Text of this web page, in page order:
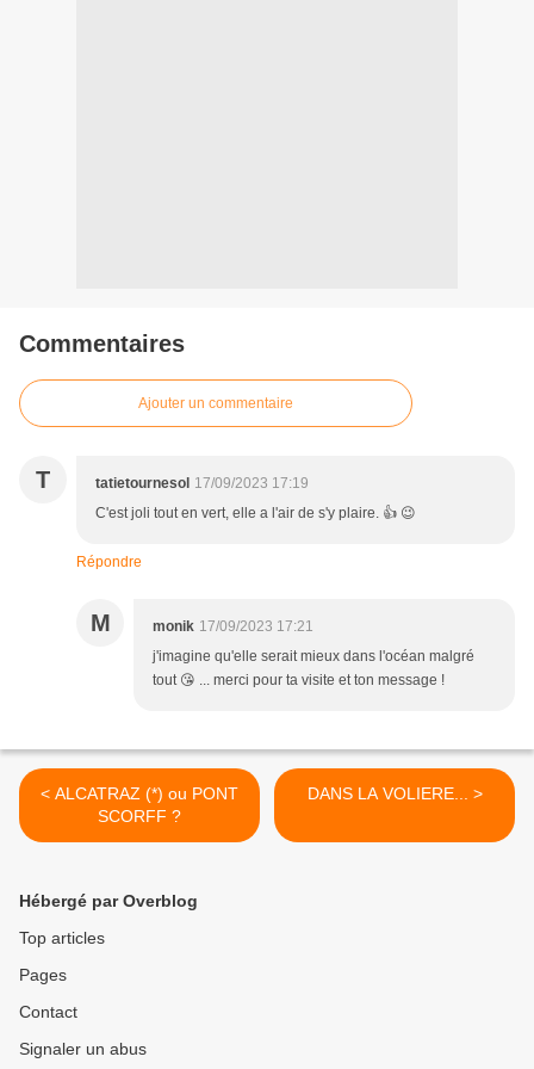
Commentaires
Ajouter un commentaire
T tatietournesol 17/09/2023 17:19
C'est joli tout en vert, elle a l'air de s'y plaire. 👍 😉
Répondre
M monik 17/09/2023 17:21
j'imagine qu'elle serait mieux dans l'océan malgré
tout 😘 ... merci pour ta visite et ton message !
< ALCATRAZ (*) ou PONT
SCORFF ?
DANS LA VOLIERE... >
Hébergé par Overblog
Top articles
Pages
Contact
Signaler un abus